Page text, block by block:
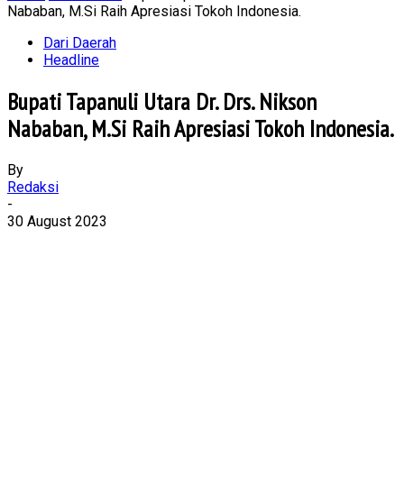
Nababan, M.Si Raih Apresiasi Tokoh Indonesia.
Dari Daerah
Headline
Bupati Tapanuli Utara Dr. Drs. Nikson
Nababan, M.Si Raih Apresiasi Tokoh Indonesia.
By
Redaksi
-
30 August 2023